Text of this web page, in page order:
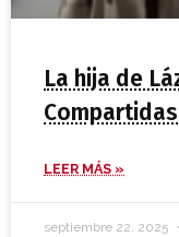
La hija de
Compartidas
LEER MÁS »
septiembre 22, 2025